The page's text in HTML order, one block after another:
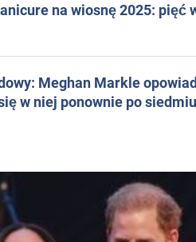
na wiosnę 2025: pięć
Meghan Markle
w niej ponownie po